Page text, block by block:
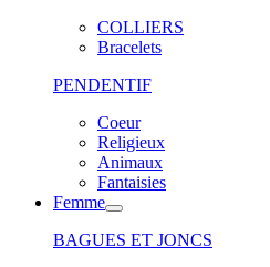
COLLIERS
Bracelets
PENDENTIF
Coeur
Religieux
Animaux
Fantaisies
Femme
BAGUES ET JONCS